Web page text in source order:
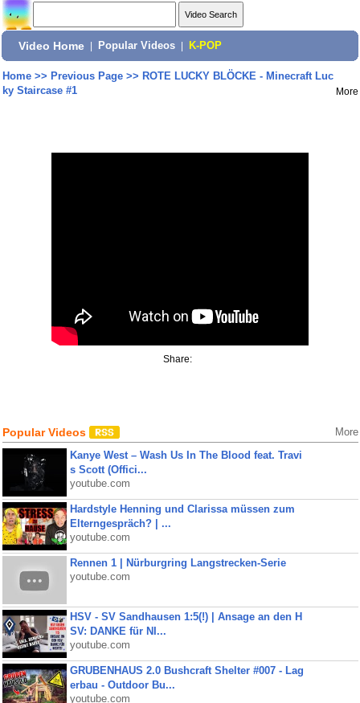
Video Home Popular Videos K-POP
Home>> Previous Page>> ROTE LUCKY BLÖCKE - Minecraft Luc
ky Staircase #1
More
Share:
Popular Videos More
Kanye West – Wash Us In The Blood feat. Travi
s Scott (Offici...
youtube.com
Hardstyle Henning und Clarissa müssen zum
Elterngespräch? | ...
youtube.com
Rennen 1 | Nürburgring Langstrecken-Serie
youtube.com
HSV - SV Sandhausen 1:5(!) | Ansage an den H
SV: DANKE für NI...
youtube.com
GRUBENHAUS 2.0 Bushcraft Shelter #007 - Lag
erbau - Outdoor Bu...
youtube.com